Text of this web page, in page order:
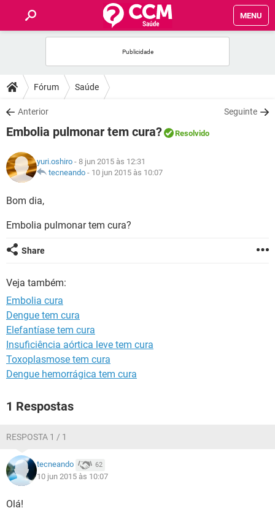
MENU
FÓRUM
SAÚDE
NUTRIÇÃO
BEM-ESTAR
Fórum Saúde
Anterior Seguinte
Embolia pulmonar tem cura? Resolvido
yuri.oshiro - 8 jun 2015 às 12:31
tecneando - 10 jun 2015 às 10:07
Bom dia,
Embolia pulmonar tem cura?
Share
Veja também:
Embolia cura
Dengue tem cura
Elefantíase tem cura
Insuficiência aórtica leve tem cura
Toxoplasmose tem cura
Dengue hemorrágica tem cura
1 Respostas
RESPOSTA 1 / 1
tecneando 62
10 jun 2015 às 10:07
Olá!